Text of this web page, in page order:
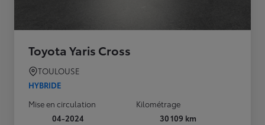
Toyota Yaris Cross
TOULOUSE
HYBRIDE
Mise en circulation
04-2024
Kilométrage
30 109 km